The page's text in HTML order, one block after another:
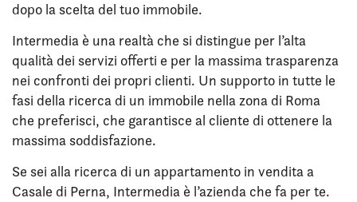
dopo la scelta del tuo immobile.
Intermedia è una realtà che si distingue per l’alta
qualità dei servizi offerti e per la massima trasparenza
nei confronti dei propri clienti. Un supporto in tutte le
fasi della ricerca di un immobile nella zona di Roma
che preferisci, che garantisce al cliente di ottenere la
massima soddisfazione.
Se sei alla ricerca di un appartamento in vendita a
Casale di Perna, Intermedia è l’azienda che fa per te.